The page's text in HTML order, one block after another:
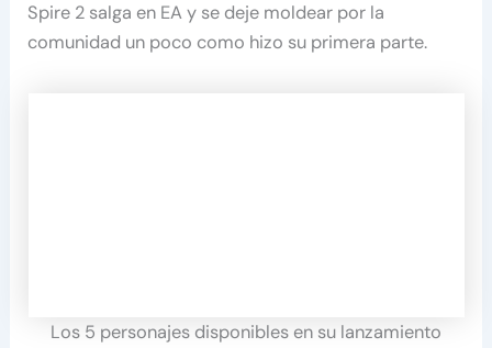
Spire 2 salga en EA y se deje moldear por la
comunidad un poco como hizo su primera parte.
Los 5 personajes disponibles en su lanzamiento